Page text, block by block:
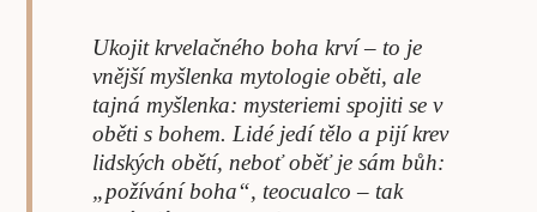
Ukojit krvelačného boha krví – to je
vnější myšlenka mytologie oběti, ale
tajná myšlenka: mysteriemi spojiti se v
oběti s bohem. Lidé jedí tělo a pijí krev
lidských obětí, neboť oběť je sám bůh:
„požívání boha“, teocualco – tak